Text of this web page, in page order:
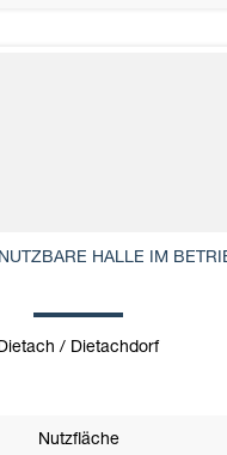
HALLE IM
Dietach / Dietachdorf
Nutzfläche